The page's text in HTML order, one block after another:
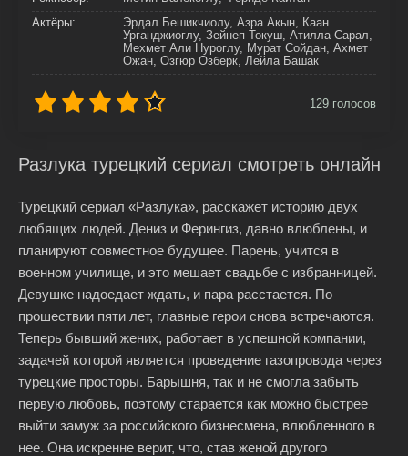
Актёры:
Эрдал Бешикчиолу, Азра Акын, Каан
Урганджиоглу, Зейнеп Токуш, Атилла Сарал,
Мехмет Али Нуроглу, Мурат Сойдан, Ахмет
Ожан, Озгюр Озберк, Лейла Башак
129 голосов
Разлука турецкий сериал смотреть онлайн
Турецкий сериал «Разлука», расскажет историю двух
любящих людей. Дениз и Ферингиз, давно влюблены, и
планируют совместное будущее. Парень, учится в
военном училище, и это мешает свадьбе с избранницей.
Девушке надоедает ждать, и пара расстается. По
прошествии пяти лет, главные герои снова встречаются.
Теперь бывший жених, работает в успешной компании,
задачей которой является проведение газопровода через
турецкие просторы. Барышня, так и не смогла забыть
первую любовь, поэтому старается как можно быстрее
выйти замуж за российского бизнесмена, влюбленного в
нее. Она искренне верит, что, став женой другого